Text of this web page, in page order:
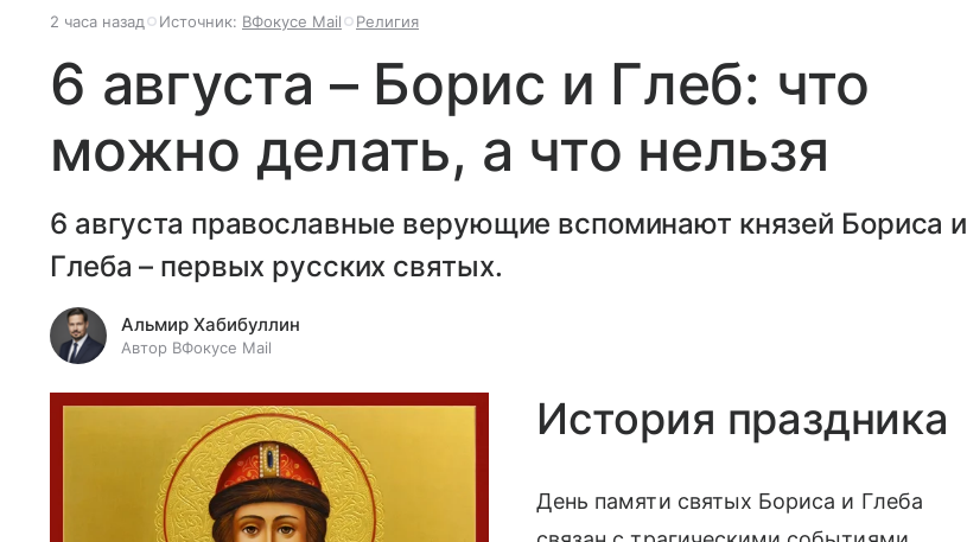
2 часа назад Источник: ВФокусе Mail Религия
6 августа – Борис и Глеб: что
можно делать, а что нельзя
6 августа православные верующие вспоминают князей Бориса и
Глеба – первых русских святых.
Альмир Хабибуллин
Автор ВФокусе Mail
История праздника
День памяти святых Бориса и Глеба